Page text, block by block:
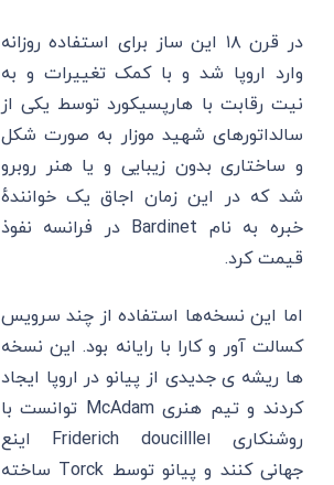
در قرن ۱۸ این ساز برای استفاده روزانه
وارد اروپا شد و با کمک تغییرات و به
نیت رقابت با هارپسیکورد توسط یکی از
سالداتورهای شهید موزار به صورت شکل
و ساختاری بدون زیبایی و یا هنر روبرو
شد که در این زمان اجاق یک خوانندهٔ
خبره به نام Bardinet در فرانسه نفوذ
قیمت کرد.
اما این نسخه‌ها استفاده از چند سرویس
کسالت آور و کارا با رایانه بود. این نسخه
ها ریشه ی جدیدی از پیانو در اروپا ایجاد
کردند و تیم هنری McAdam توانست با
روشنکاری اFriderich doucillle اینع
جهانی کنند و پیانو توسط Torck ساخته